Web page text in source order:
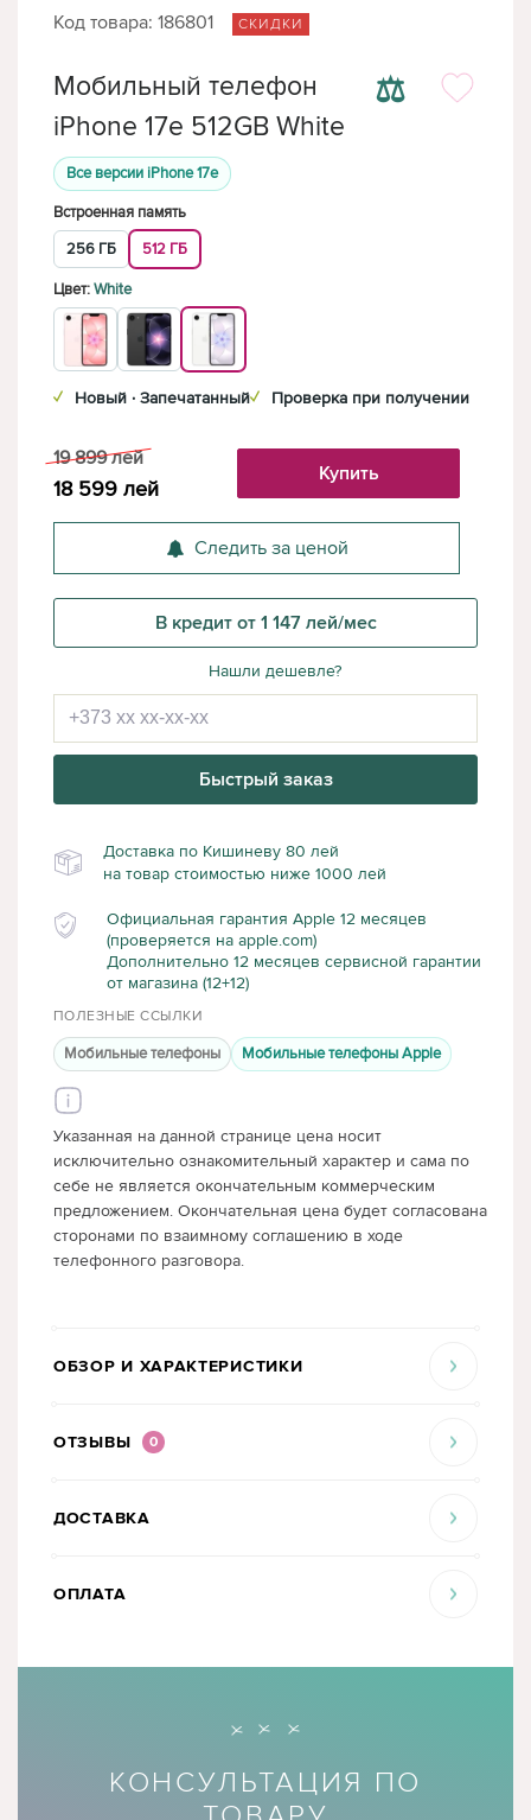
Код товара: 186801 СКИДКИ
⚖
Мобильный телефон
iPhone 17e 512GB White
Все версии iPhone 17e
Встроенная память
256 ГБ
512 ГБ
Цвет:White
✓ Новый · Запечатанный✓ Проверка при получении
19 899 лей
18 599 лей
Купить
Следить за ценой
В кредит от 1 147 лей/мес
Нашли дешевле?
Быстрый заказ
Доставка по Кишиневу 80 лей
на товар стоимостью ниже 1000 лей
Официальная гарантия Apple 12 месяцев
(проверяется на apple.com)
Дополнительно 12 месяцев сервисной гарантии
от магазина (12+12)
ПОЛЕЗНЫЕ ССЫЛКИ
Мобильные телефоны Мобильные телефоны Apple
Указанная на данной странице цена носит
исключительно ознакомительный характер и сама по
себе не является окончательным коммерческим
предложением. Окончательная цена будет согласована
сторонами по взаимному соглашению в ходе
телефонного разговора.
ОБЗОР И ХАРАКТЕРИСТИКИ
ОТЗЫВЫ 0
ДОСТАВКА
ОПЛАТА
КОНСУЛЬТАЦИЯ ПО